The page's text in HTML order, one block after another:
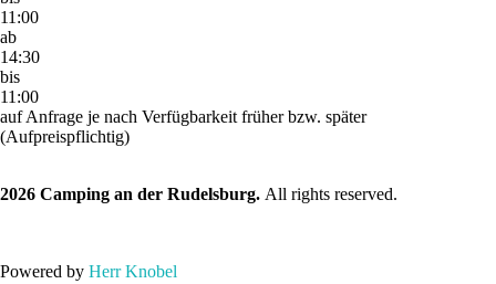
11:00
ab
14:30
bis
11:00
auf Anfrage je nach Verfügbarkeit früher bzw. später
(Aufpreispflichtig)
2026 Camping an der Rudelsburg. All rights reserved.
Powered by Herr Knobel